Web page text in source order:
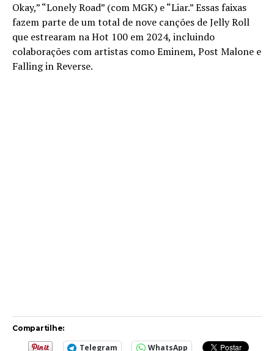
Okay,” “Lonely Road” (com MGK) e “Liar.” Essas faixas
fazem parte de um total de nove canções de Jelly Roll
que estrearam na Hot 100 em 2024, incluindo
colaborações com artistas como Eminem, Post Malone e
Falling in Reverse.
Compartilhe:
Telegram WhatsApp